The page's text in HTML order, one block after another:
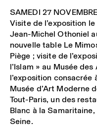
SAMEDI 27 NOVEMBRE
Visite de l’exposition le
Jean-Michel Othoniel
nouvelle table Le
Piège ; visite de
l’Islam » au Musée
l’exposition consacrée
Musée d’Art Moderne
Tout-Paris, un des
Blanc à la
Seine.